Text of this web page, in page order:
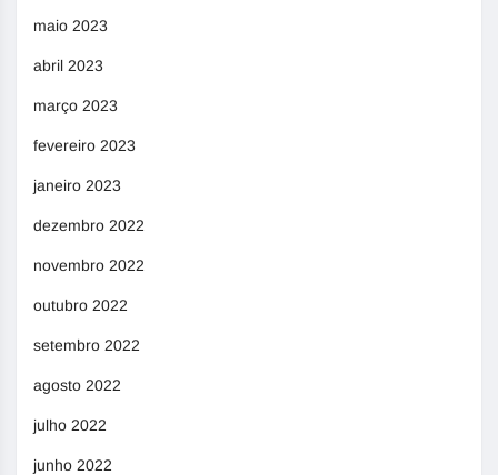
maio 2023
abril 2023
março 2023
fevereiro 2023
janeiro 2023
dezembro 2022
novembro 2022
outubro 2022
setembro 2022
agosto 2022
julho 2022
junho 2022